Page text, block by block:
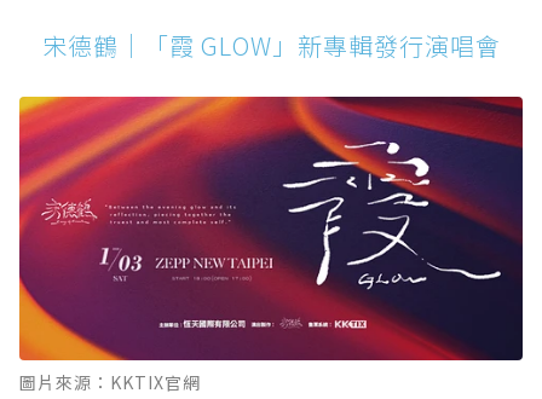
宋德鶴｜「霞 GLOW」新專輯發行演唱會
圖片來源：KKTIX官網